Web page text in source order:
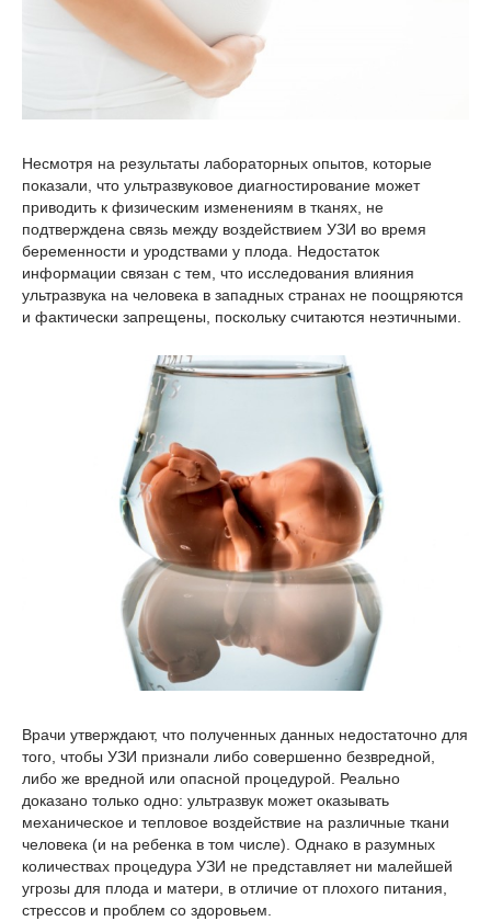
Несмотря на результаты лабораторных опытов, которые
показали, что ультразвуковое диагностирование может
приводить к физическим изменениям в тканях, не
подтверждена связь между воздействием УЗИ во время
беременности и уродствами у плода. Недостаток
информации связан с тем, что исследования влияния
ультразвука на человека в западных странах не поощряются
и фактически запрещены, поскольку считаются неэтичными.
Врачи утверждают, что полученных данных недостаточно для
того, чтобы УЗИ признали либо совершенно безвредной,
либо же вредной или опасной процедурой. Реально
доказано только одно: ультразвук может оказывать
механическое и тепловое воздействие на различные ткани
человека (и на ребенка в том числе). Однако в разумных
количествах процедура УЗИ не представляет ни малейшей
угрозы для плода и матери, в отличие от плохого питания,
стрессов и проблем со здоровьем.